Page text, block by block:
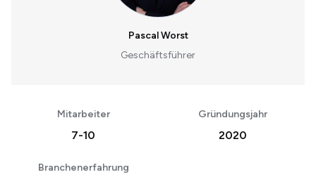
Pascal Worst
Geschäftsführer
Mitarbeiter
7-10
Gründungsjahr
2020
Branchenerfahrung